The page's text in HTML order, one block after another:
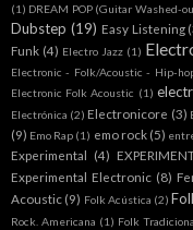
(1) DREAM POP (Guitar Washed-
Dubstep (19) Easy Listening
Funk (4) Electro Jazz (1)
Electronic - Folk/Acoustic - Hip-
Electronic Folk Acoustic (1)
Electrónica (2) Electronicore (3)
(9) Emo Rap (1) emo rock (5)
Experimental (4)
Experimental Electronic (8)
Acoustic (9) Folk Acústica (2)
Rock. Americana (1) Folk